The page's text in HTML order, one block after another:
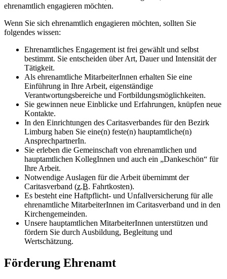
ehrenamtlich engagieren möchten.
Wenn Sie sich ehrenamtlich engagieren möchten, sollten Sie
folgendes wissen:
Ehrenamtliches Engagement ist frei gewählt und selbst
bestimmt. Sie entscheiden über Art, Dauer und Intensität der
Tätigkeit.
Als ehrenamtliche MitarbeiterInnen erhalten Sie eine
Einführung in Ihre Arbeit, eigenständige
Verantwortungsbereiche und Fortbildungsmöglichkeiten.
Sie gewinnen neue Einblicke und Erfahrungen, knüpfen neue
Kontakte.
In den Einrichtungen des Caritasverbandes für den Bezirk
Limburg haben Sie eine(n) feste(n) hauptamtliche(n)
AnsprechpartnerIn.
Sie erleben die Gemeinschaft von ehrenamtlichen und
hauptamtlichen KollegInnen und auch ein „Dankeschön“ für
Ihre Arbeit.
Notwendige Auslagen für die Arbeit übernimmt der
Caritasverband (z.B. Fahrtkosten).
Es besteht eine Haftpflicht- und Unfallversicherung für alle
ehrenamtliche MitarbeiterInnen im Caritasverband und in den
Kirchengemeinden.
Unsere hauptamtlichen MitarbeiterInnen unterstützen und
fördern Sie durch Ausbildung, Begleitung und
Wertschätzung.
Förderung Ehrenamt